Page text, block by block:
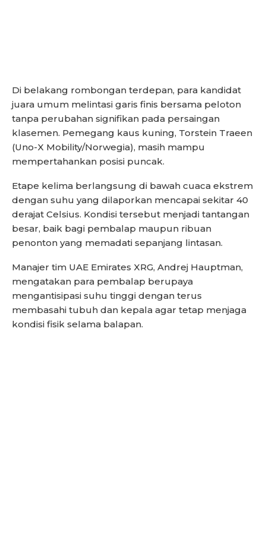
Di belakang rombongan terdepan, para kandidat
juara umum melintasi garis finis bersama peloton
tanpa perubahan signifikan pada persaingan
klasemen. Pemegang kaus kuning, Torstein Traeen
(Uno-X Mobility/Norwegia), masih mampu
mempertahankan posisi puncak.
Etape kelima berlangsung di bawah cuaca ekstrem
dengan suhu yang dilaporkan mencapai sekitar 40
derajat Celsius. Kondisi tersebut menjadi tantangan
besar, baik bagi pembalap maupun ribuan
penonton yang memadati sepanjang lintasan.
Manajer tim UAE Emirates XRG, Andrej Hauptman,
mengatakan para pembalap berupaya
mengantisipasi suhu tinggi dengan terus
membasahi tubuh dan kepala agar tetap menjaga
kondisi fisik selama balapan.